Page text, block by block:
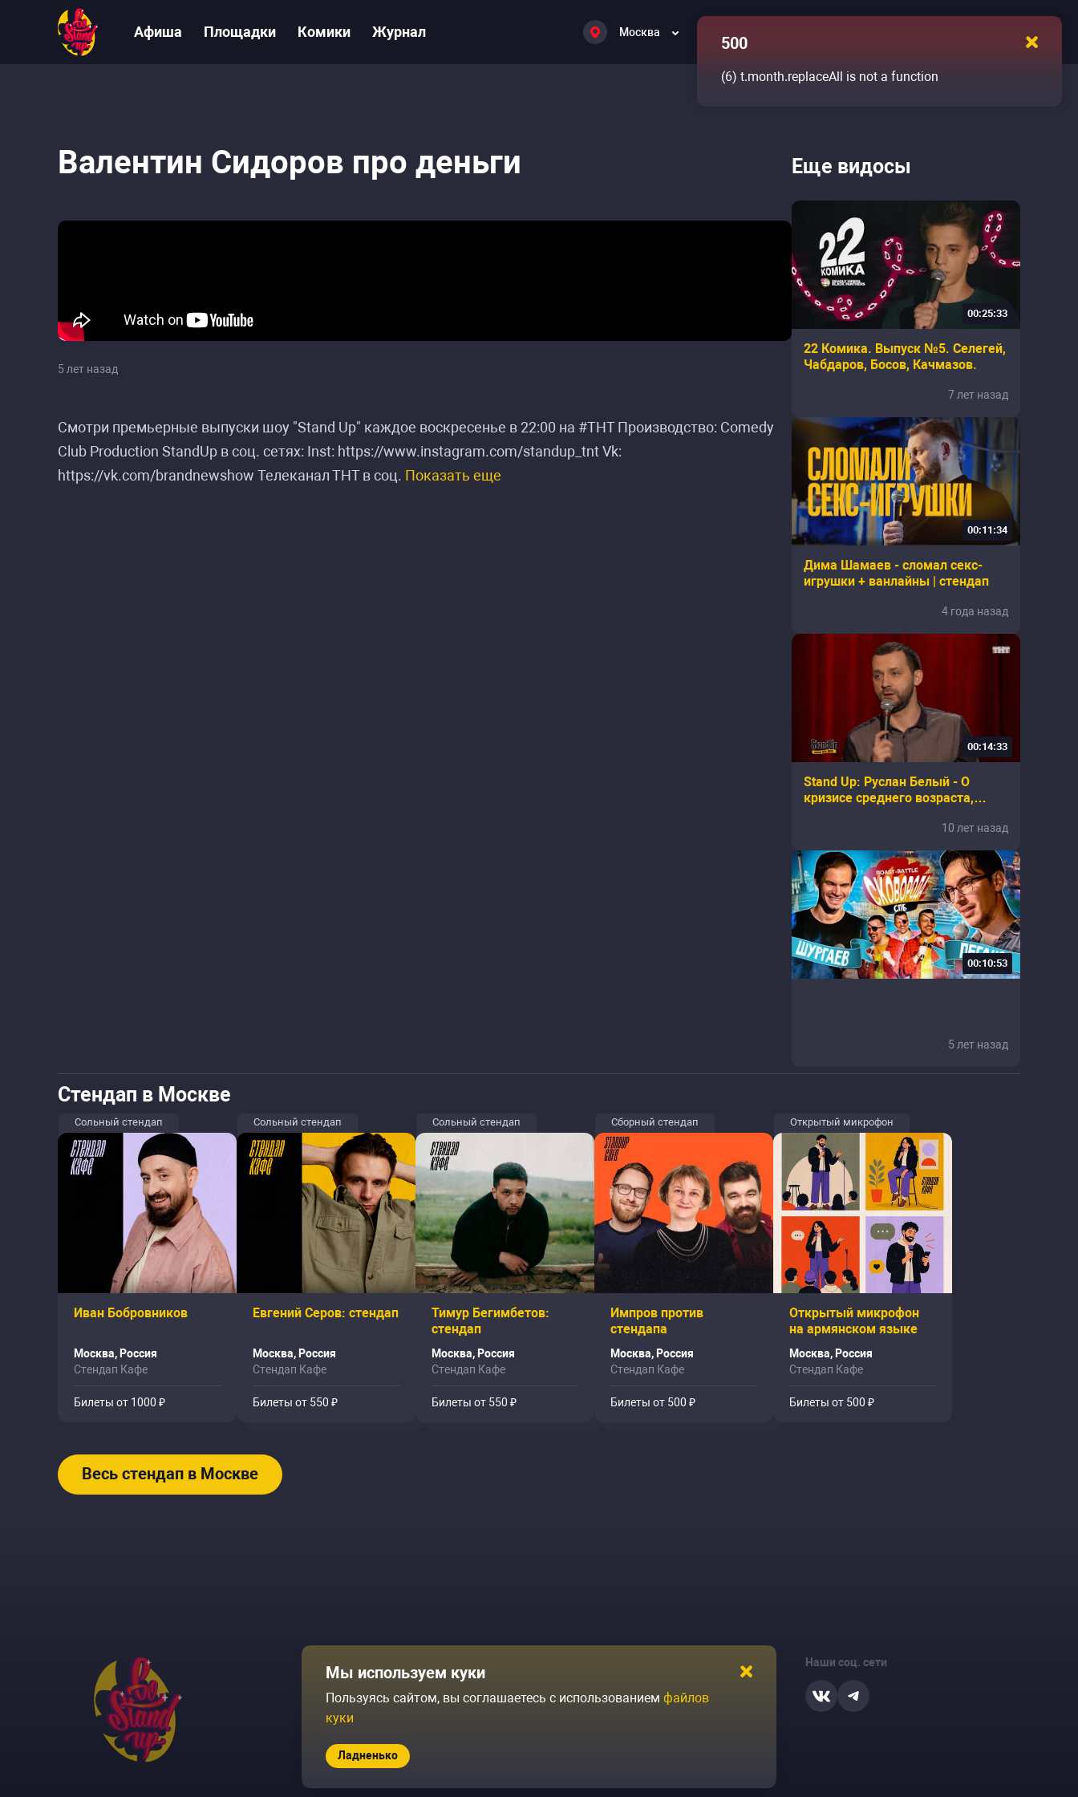
Афиша Площадки Комики Журнал Москва
Валентин Сидоров про деньги
5 лет назад
Смотри премьерные выпуски шоу "Stand Up" каждое воскресенье в 22:00 на #ТНТ Производство: Comedy
Club Production StandUp в соц. сетях: Inst: https://www.instagram.com/standup_tnt Vk:
https://vk.com/brandnewshow Телеканал ТНТ в соц. Показать еще
Еще видосы
00:25:33
22 Комика. Выпуск №5. Селегей,
Чабдаров, Босов, Качмазов.
7 лет назад
00:11:34
Дима Шамаев - сломал секс-
игрушки + ванлайны | стендап
4 года назад
00:14:33
Stand Up: Руслан Белый - О
кризисе среднего возраста,
10 лет назад
00:10:53
5 лет назад
Стендап в Москве
Сольный стендап
Иван Бобровников
Москва, Россия
Стендап Кафе
Билеты от 1000 ₽
Сольный стендап
Евгений Серов: стендап
Москва, Россия
Стендап Кафе
Билеты от 550 ₽
Сольный стендап
Тимур Бегимбетов:
стендап
Москва, Россия
Стендап Кафе
Билеты от 550 ₽
Сборный стендап
Импров против
стендапа
Москва, Россия
Стендап Кафе
Билеты от 500 ₽
Открытый микрофон
Открытый микрофон
на армянском языке
Москва, Россия
Стендап Кафе
Билеты от 500 ₽
Весь стендап в Москве
Площадки
Архив событий
Журнал Политика конфиденциальности
Наши соц. сети
500
(6) t.month.replaceAll is not a function
Мы используем куки
Пользуясь сайтом, вы соглашаетесь с использованием файлов
куки
Ладненько